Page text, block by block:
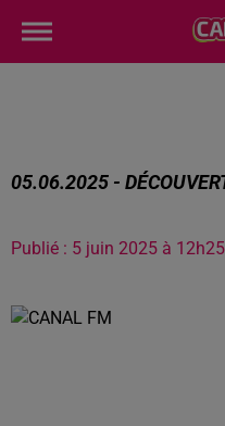
05.06.2025 -
Publié : 5 juin 2025 à 12h25